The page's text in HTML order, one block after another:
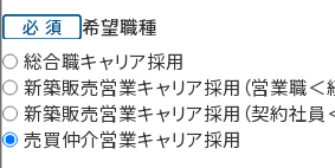
力
希望職種
総合職キャリア採用
新築販売営業キャリア採用（営業職＜
新築販売営業キャリア採用（契約社員
売買仲介営業キャリア採用